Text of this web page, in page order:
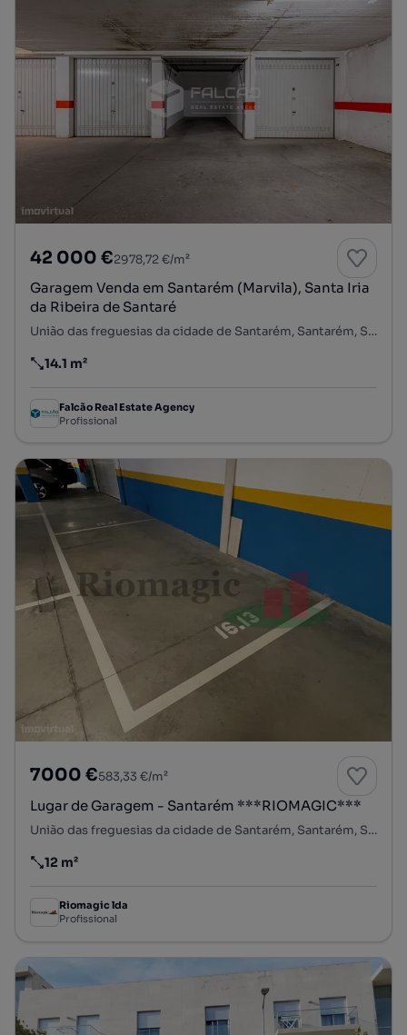
42 000 €2978,72 €/m²
Garagem Venda em Santarém (Marvila), Santa Iria
da Ribeira de Santaré
União das freguesias da cidade de Santarém, Santarém, Santarém
Preço por metro quadrado
14.1 m²
Falcão Real Estate Agency
Profissional
7000 €583,33 €/m²
Lugar de Garagem - Santarém ***RIOMAGIC***
União das freguesias da cidade de Santarém, Santarém, Santarém
Preço por metro quadrado
12 m²
Riomagic lda
Profissional